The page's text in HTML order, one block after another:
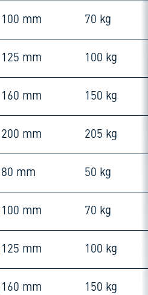
100 mm 70 kg
125 mm 100 kg
160 mm 150 kg
200 mm 205 kg
80 mm 50 kg
100 mm 70 kg
125 mm 100 kg
160 mm 150 kg